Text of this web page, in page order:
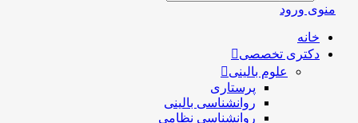
منوی ورود
خانه
دکتری تخصصی
علوم بالینی
پرستاری
روانشناسی بالینی
روانشناسی نظامی